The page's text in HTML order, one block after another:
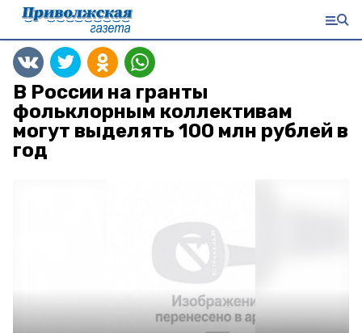
В России на гранты
фольклорным коллективам
могут выделять 100 млн рублей в
год